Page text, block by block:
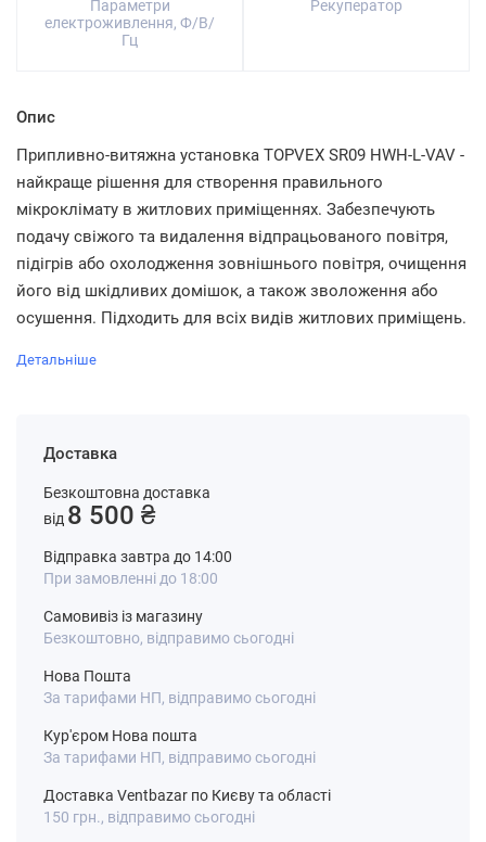
Параметри
електроживлення, Ф/В/
Гц
Рекуператор
Опис
Припливно-витяжна установка TOPVEX SR09 HWH-L-VAV -
найкраще рішення для створення правильного
мікроклімату в житлових приміщеннях. Забезпечують
подачу свіжого та видалення відпрацьованого повітря,
підігрів або охолодження зовнішнього повітря, очищення
його від шкідливих домішок, а також зволоження або
осушення. Підходить для всіх видів житлових приміщень.
Детальніше
Доставка
Безкоштовна доставка
від 8 500 ₴
Відправка завтра до 14:00
При замовленні до 18:00
Самовивіз із магазину
Безкоштовно, відправимо сьогодні
Нова Пошта
За тарифами НП, відправимо сьогодні
Кур'єром Нова пошта
За тарифами НП, відправимо сьогодні
Доставка Ventbazar по Києву та області
150 грн., відправимо сьогодні